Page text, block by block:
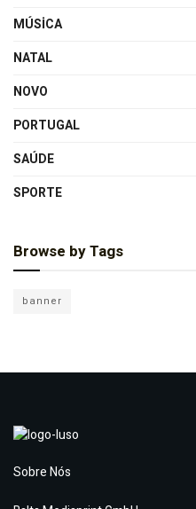
MÚSICA
NATAL
NOVO
PORTUGAL
SAÚDE
SPORTE
Browse by Tags
banner
Sobre Nós